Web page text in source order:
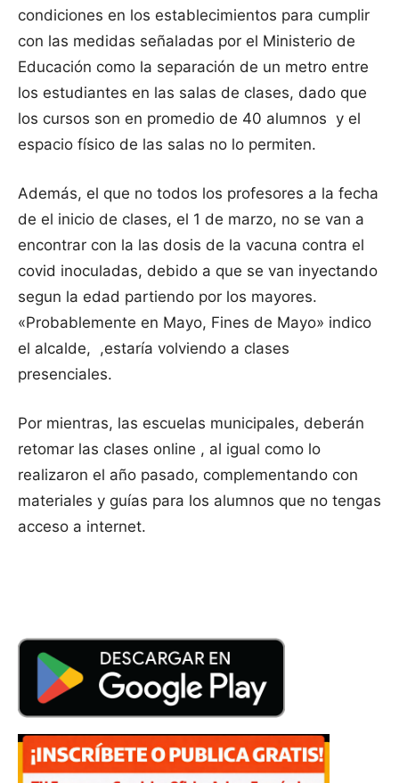
condiciones en los establecimientos para cumplir
con las medidas señaladas por el Ministerio de
Educación como la separación de un metro entre
los estudiantes en las salas de clases, dado que
los cursos son en promedio de 40 alumnos y el
espacio físico de las salas no lo permiten.
Además, el que no todos los profesores a la fecha
de el inicio de clases, el 1 de marzo, no se van a
encontrar con la las dosis de la vacuna contra el
covid inoculadas, debido a que se van inyectando
segun la edad partiendo por los mayores.
«Probablemente en Mayo, Fines de Mayo» indico
el alcalde, ,estaría volviendo a clases
presenciales.
Por mientras, las escuelas municipales, deberán
retomar las clases online , al igual como lo
realizaron el año pasado, complementando con
materiales y guías para los alumnos que no tengas
acceso a internet.